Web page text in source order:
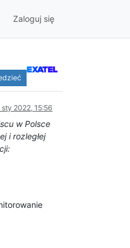
Zaloguj się
sty 2022, 15:56
w Polsce
i rozległej